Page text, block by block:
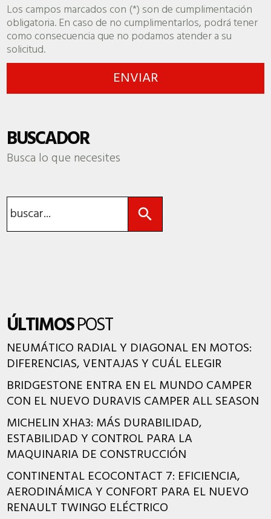
Los campos marcados con (*) son de cumplimentación
obligatoria. En caso de no cumplimentarlos, podrá tener
como consecuencia que no podamos atender a su
solicitud.
BUSCADOR
Busca lo que necesites
ÚLTIMOSPOST
NEUMÁTICO RADIAL Y DIAGONAL EN MOTOS:
DIFERENCIAS, VENTAJAS Y CUÁL ELEGIR
BRIDGESTONE ENTRA EN EL MUNDO CAMPER
CON EL NUEVO DURAVIS CAMPER ALL SEASON
MICHELIN XHA3: MÁS DURABILIDAD,
ESTABILIDAD Y CONTROL PARA LA
MAQUINARIA DE CONSTRUCCIÓN
CONTINENTAL ECOCONTACT 7: EFICIENCIA,
AERODINÁMICA Y CONFORT PARA EL NUEVO
RENAULT TWINGO ELÉCTRICO